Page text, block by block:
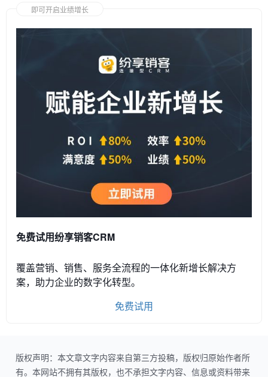
即可开启业绩增长
免费试用纷享销客CRM
覆盖营销、销售、服务全流程的一体化新增长解决方
案，助力企业的数字化转型。
免费试用
版权声明：本文章文字内容来自第三方投稿，版权归原始作者所
有。本网站不拥有其版权，也不承担文字内容、信息或资料带来